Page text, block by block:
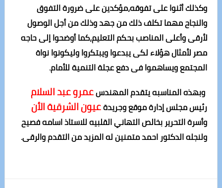
وكذلك أثنوا على تفوقه،مؤكدين على ضرورة التفوق
والنجاح مهما تكلف ذلك من جهد وذلك من أجل الوصول
لأرقى وأعلى المناصب بحكم التعليم،كما أوضحوا إلى حاجه
مصر لأمثال هؤلاء لكى يبدعوا ويبتكروا وليكونوا نواة
المجتمع ويساهموا فى دفع عجلة التنمية للأمام.
وبهذه المناسبه يتقدم المهندسعمرو عبد السلام
رئيس مجلس إدارة موقع وجريدةعيون الشرقية الأن
وأسرة التحرير بخالص التهاني القلبيه للاستاذ اسامه فصيح
ولنجله الدكتور احمد متمنين له المزيد من التقدم والرقى.